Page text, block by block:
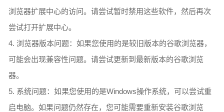
浏览器扩展中心的访问。请尝试暂时禁用这些软件，然后再次
尝试打开扩展中心。
4. 浏览器版本问题：如果您使用的是较旧版本的谷歌浏览器，
可能会出现兼容性问题。请尝试更新到最新版本的谷歌浏览
器。
5. 系统问题：如果您使用的是Windows操作系统，可以尝试重
启电脑。如果问题仍然存在，您可能需要重新安装谷歌浏览